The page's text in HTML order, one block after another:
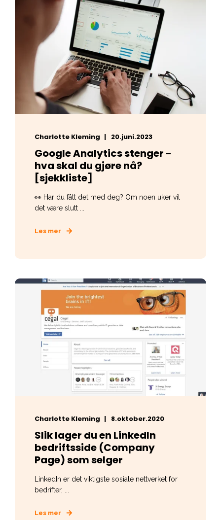
Charlotte Kleming 20.juni.2023
Google Analytics stenger -
hva skal du gjøre nå?
[sjekkliste]
👀 Har du fått det med deg? Om noen uker vil
det være slutt ...
Les mer
Charlotte Kleming 8.oktober.2020
Slik lager du en LinkedIn
bedriftsside (Company
Page) som selger
LinkedIn er det viktigste sosiale nettverket for
bedrifter, ...
Les mer